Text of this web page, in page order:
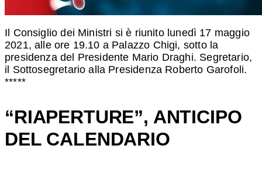
Il Consiglio dei Ministri si è riunito lunedì 17 maggio
2021, alle ore 19.10 a Palazzo Chigi, sotto la
presidenza del Presidente Mario Draghi. Segretario,
il Sottosegretario alla Presidenza Roberto Garofoli.
*****
“RIAPERTURE”, ANTICIPO
DEL CALENDARIO